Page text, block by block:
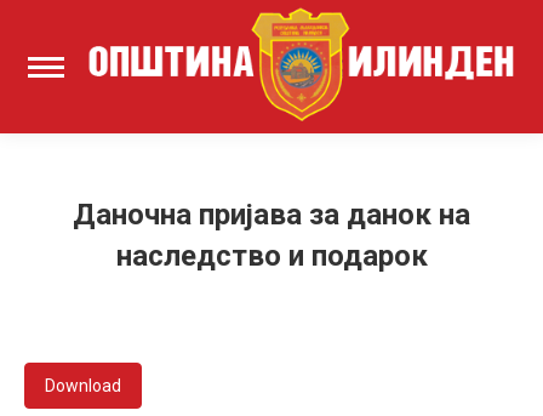
Даночна пријава за данок на
наследство и подарок
Download